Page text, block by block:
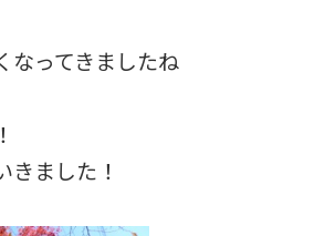
なってきましたね
きました！